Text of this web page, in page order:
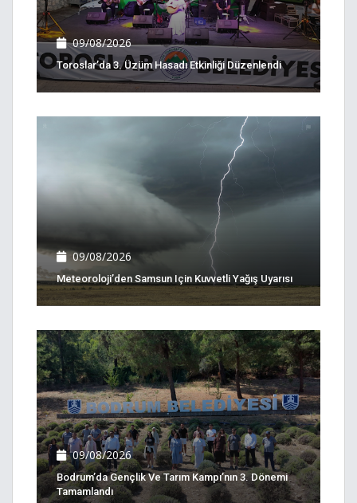
09/08/2026
Toroslar’da 3. Üzüm Hasadı Etkinliği Düzenlendi
09/08/2026
Meteoroloji’den Samsun Için Kuvvetli Yağış Uyarısı
09/08/2026
Bodrum’da Gençlik Ve Tarım Kampı’nın 3. Dönemi
Tamamlandı